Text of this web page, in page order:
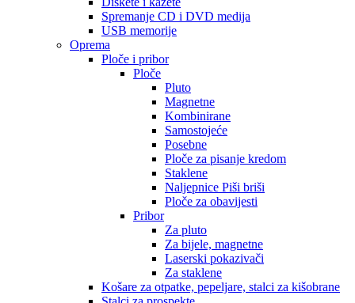
Spremanje CD i DVD medija
USB memorije
Oprema
Ploče i pribor
Ploče
Pluto
Magnetne
Kombinirane
Samostojeće
Posebne
Ploče za pisanje kredom
Staklene
Naljepnice Piši briši
Ploče za obavijesti
Pribor
Za pluto
Za bijele, magnetne
Laserski pokazivači
Za staklene
Košare za otpatke, pepeljare, stalci za kišobrane